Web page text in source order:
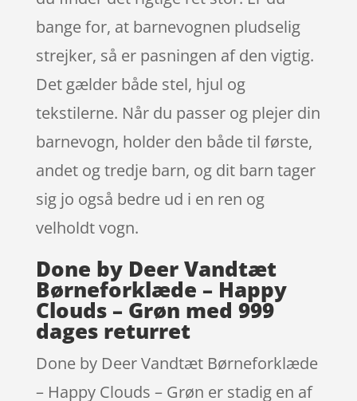
bange for, at barnevognen pludselig
strejker, så er pasningen af den vigtig.
Det gælder både stel, hjul og
tekstilerne. Når du passer og plejer din
barnevogn, holder den både til første,
andet og tredje barn, og dit barn tager
sig jo også bedre ud i en ren og
velholdt vogn.
Done by Deer Vandtæt
Børneforklæde – Happy
Clouds – Grøn med 999
dages returret
Done by Deer Vandtæt Børneforklæde
– Happy Clouds – Grøn er stadig en af